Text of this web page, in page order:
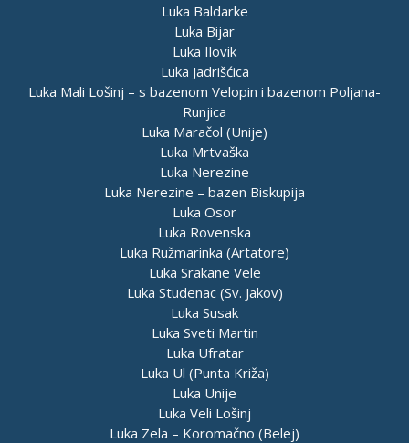
Luka Baldarke
Luka Bijar
Luka Ilovik
Luka Jadrišćica
Luka Mali Lošinj – s bazenom Velopin i bazenom Poljana-
Runjica
Luka Maračol (Unije)
Luka Mrtvaška
Luka Nerezine
Luka Nerezine – bazen Biskupija
Luka Osor
Luka Rovenska
Luka Ružmarinka (Artatore)
Luka Srakane Vele
Luka Studenac (Sv. Jakov)
Luka Susak
Luka Sveti Martin
Luka Ufratar
Luka Ul (Punta Križa)
Luka Unije
Luka Veli Lošinj
Luka Zela – Koromačno (Belej)